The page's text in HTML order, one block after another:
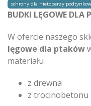
schrony dla nietoperzy
BUDKI LĘGOWE DLA
W ofercie naszego
lęgowe dla ptaków
materiału
z drewna
z trocinobetonu